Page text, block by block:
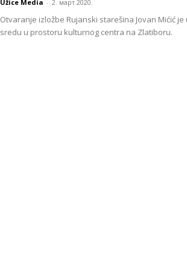
Užice Media - 2. март 2020.
Otvaranje izložbe Rujanski starešina Jovan Mićić je
sredu u prostoru kulturnog centra na Zlatiboru.